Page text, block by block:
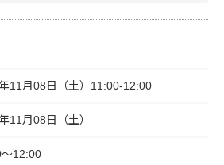
11月08日（土）11:00-12:00
11月08日（土）
12:00